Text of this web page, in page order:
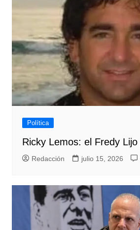
Política
Ricky Lemos: el Fredy
Redacción julio 15, 2026